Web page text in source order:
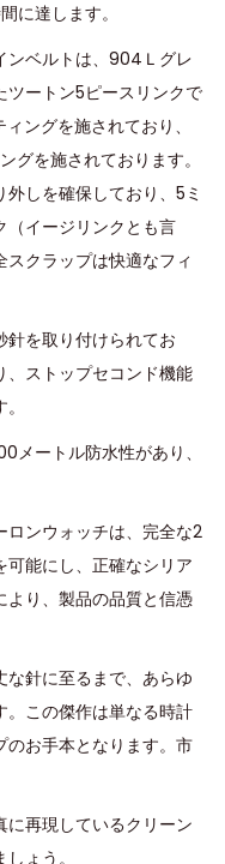
に達します。
ンベルトは、904Ｌグレ
ツートン5ピースリンクで
ングを施されており、
グを施されております。
しを確保しており、5ミ
（イージリンクとも言
クラップは快適なフィ
針を取り付けられてお
、ストップセコンド機能
メートル防水性があり、
ロンウォッチは、完全な2
能にし、正確なシリア
より、製品の品質と信憑
針に至るまで、あらゆ
。この傑作は単なる時計
のお手本となります。市
再現しているクリーン
ょう。